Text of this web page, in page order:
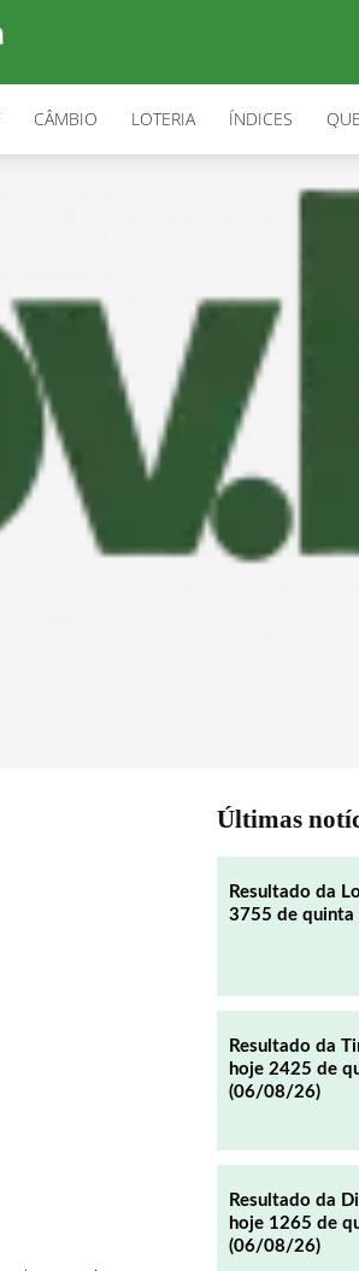
CÂMBIO LOTERIA ÍNDICES
Últimas
Resultado da
3755 de
Resultado da
hoje 2425 de
(06/08/26)
Resultado da
hoje 1265 de
(06/08/26)